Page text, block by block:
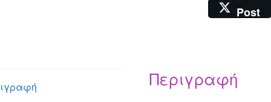
e
ss
g
b
er
Post
Περιγραφή